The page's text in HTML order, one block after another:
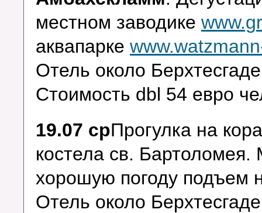
местном заводике
аквапарке
Отель около
Стоимость dbl 54 евро
19.07 срПрогулка на
костела св.
хорошую погоду подъем
Отель около